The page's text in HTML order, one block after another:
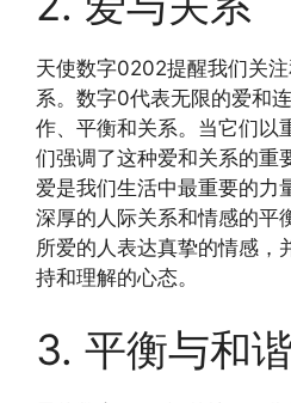
天使数字0202提醒我们关
系。数字0代表无限的爱和
作、平衡和关系。当它们以
们强调了这种爱和关系的重
爱是我们生活中最重要的力
深厚的人际关系和情感的平
所爱的人表达真挚的情感，
持和理解的心态。
3. 平衡与和